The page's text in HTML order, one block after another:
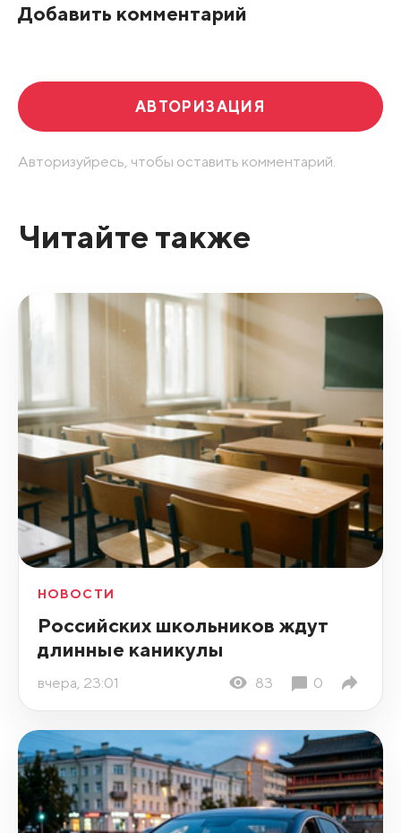
Добавить комментарий
АВТОРИЗАЦИЯ
Авторизуйресь, чтобы оставить комментарий.
Читайте также
НОВОСТИ
Российских школьников ждут
длинные каникулы
вчера, 23:01 83 0